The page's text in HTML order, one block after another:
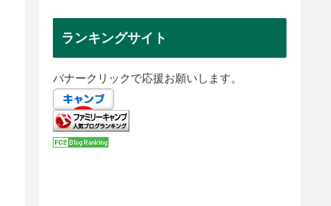
ランキングサイト
バナークリックで応援お願いします。